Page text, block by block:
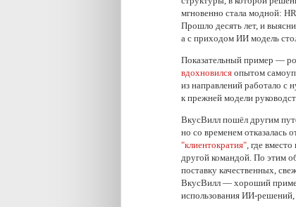
мгновенно стала модной:
Прошло десять лет, и
а с приходом ИИ модель
Показательный пример —
вдохновился опытом
из направлений работало с
к прежней модели
ВкусВилл пошёл другим
но со временем отказалась
"клиентократия", где
другой командой. По этим
поставку качественных,
ВкусВилл — хороший
использования ИИ-